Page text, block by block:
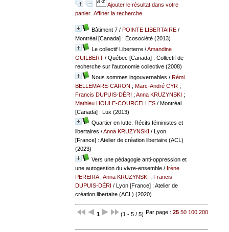
Ajouter le résultat dans votre
panier Affiner la recherche
Bâtiment 7/ POINTE LIBERTAIRE/
Montréal [Canada] : Écosociété (2013)
Le collectif Liberterre/Amandine
GUILBERT/ Québec [Canada] : Collectif de
recherche sur l'autonomie collective (2008)
Nous sommes ingouvernables / Rémi
BELLEMARE-CARON ; Marc-André CYR;
Francis DUPUIS-DÉRI ; Anna KRUZYNSKI ;
Mathieu HOULE-COURCELLES/ Montréal
[Canada] : Lux (2013)
Quartier en lutte. Récits féministes et
libertaires /Anna KRUZYNSKI / Lyon
[France] : Atelier de création libertaire (ACL)
(2023)
Vers une pédagogie anti-oppression et
une autogestion du vivre-ensemble/ Irène
PEREIRA; Anna KRUZYNSKI ; Francis
DUPUIS-DÉRI / Lyon [France] : Atelier de
création libertaire (ACL) (2020)
1 (1 - 5 / 5) Par page : 25 50 100 200